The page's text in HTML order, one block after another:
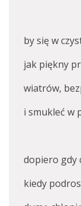
by się w
jak piękny
wiatrów,
i smukleć w
dopiero gdy
kiedy